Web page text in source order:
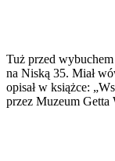
Tuż przed
na Niską 35. Miał
opisał w książce:
przez Muzeum Getta